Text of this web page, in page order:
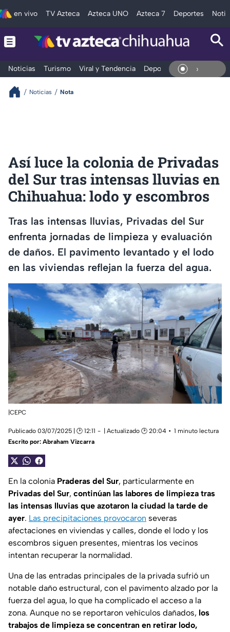
en vivo TV Azteca Azteca UNO Azteca 7 Deportes
Noticias Turismo Viral y Tendencia Deportes Espectáculos
En
Noticias Nota
Así luce la colonia de Privadas
del Sur tras intensas lluvias en
Chihuahua: lodo y escombros
Tras las intensas lluvias, Privadas del Sur
enfrenta jornadas de limpieza y evaluación
de daños. El pavimento levantado y el lodo
en las viviendas reflejan la fuerza del agua.
|CEPC
Publicado 03/07/2025 | 🕑 12:11 | Actualizado 🕑 20:04
1 minuto lectura
Escrito por: Abraham Vizcarra
En la colonia Praderas del Sur, particularmente en
Privadas del Sur, continúan las labores de limpieza tras
las intensas lluvias que azotaron la ciudad la tarde de
ayer. Las precipitaciones provocaron severas
afectaciones en viviendas y calles, donde el lodo y los
escombros siguen presentes, mientras los vecinos
intentan recuperar la normalidad.
Una de las entradas principales de la privada sufrió un
notable daño estructural, con el pavimento alzado por la
fuerza del agua, lo que ha complicado el acceso a la
zona. Aunque no se reportaron vehículos dañados, los
trabajos de limpieza se concentran en retirar lodo,